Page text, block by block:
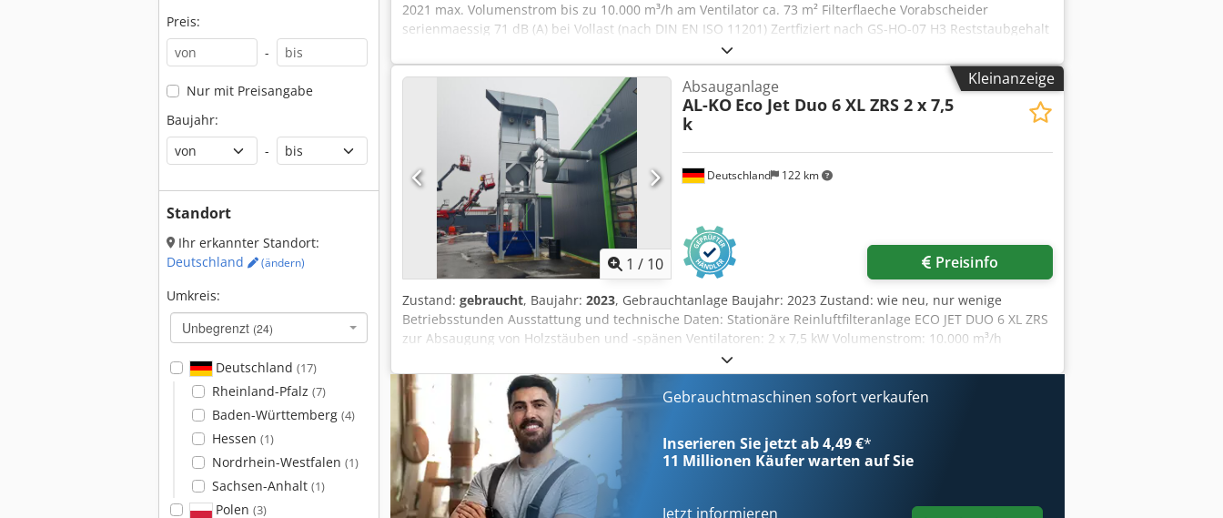
Preis:
-
Nur mit Preisangabe
Baujahr:
-
Standort
Ihr erkannter Standort:
Deutschland
(ändern)
Umkreis:
Unbegrenzt (24)
Deutschland (17)
Rheinland-Pfalz (7)
Baden-Württemberg (4)
Hessen (1)
Nordrhein-Westfalen (1)
Sachsen-Anhalt (1)
Polen (3)
2021 max. Volumenstrom bis zu 10.000 m³/h am Ventilator ca. 73 m² Filterflaeche Vorabscheider
serienmaessig 71 dB (A) bei Vollast (nach DIN EN ISO 11201) Zertfiziert nach GS-HO-07 H3 Reststaubgehalt
0,1 mg/m³ sicher eingehalten (Holzstaub) Chodpfx Agszizz Segea Modelle mit baumustergepruefter
Zellenradschleuse (FSA) Gepruefte Rueckstauklappe Integrierte automatische Loescheinrichtung 350+ P
Ansaugstutzen 355 mm Motornennleistung 15,0 kW/3Ph Spannung 400 V/50Hz max. Volumenstrom 10.000
m³/h Nennvolumenstrom* 7.127 m³/h Unterdruck bei Vnenn. 3.347 Pa Filterflaeche 73 m²
Spaenesammelvolumen (netto / brutto) 3 x 165 L / 3 x 241 L Schalldruckpegel 72 dB (A) Masse (L/B/H) in
mm 3.112 x 1.058 x 2.361 Gewicht 1.074 kg Standort: ab Lager 54634 Bitburg - sofort verfügbar -
Kleinanzeige
1 / 10
Deutschland 122 km
Absauganlage
AL-KO Eco Jet Duo 6 XL ZRS 2 x 7,5
k
Preisinfo
Zustand: gebraucht, Baujahr: 2023, Gebrauchtanlage Baujahr: 2023 Zustand: wie neu, nur wenige
Betriebsstunden Ausstattung und technische Daten: Stationäre Reinluftfilteranlage ECO JET DUO 6 XL ZRS
zur Absaugung von Holzstäuben und -spänen Ventilatoren: 2 x 7,5 kW Volumenstrom: 10.000 m³/h
Unterdruck: 2.700 Pa (total) / 2.200 Pa (statisch) 80 Filter à 2,50 m, BIA Kategorie M, elektrisch leitend, inkl.
Stützkörben Filterfläche: 77,6 m² Filterflächenbelastung: 129 m³/(m² x h) Filterabreinigung: AL-KO OPTI-
JET® Druckentlastungsflächen: 0,84 m² (Berstscheiben) Unterbau mit Schüttschacht und
Zellenradschleuse; Trockenschleusung mit C-Kupplung ECO JET DUO 6 ZWR XL, 1.100 mm Zwischenring
zur Geräteerhöhung mit 2 Ansaugöffnungen Unterbau mit Schüttschacht und Zellenradschleuse ZRS
960/1 FG zur Späneentsorgung über bauseitigen Transportventilator in Silo o. Ä.; Transportleitung DN
200, ca. 1.260 mm, Anschluss bauseits Zellenradschleuse ZRS 960/1 FG: ATEX-Richtlinie 94/9/EG; CE 0588
Ex II 1D/- (Gerät Innen-/Außenbereich); EX D; FSA 11 ATEX 1614X Motor: 0,18 kW / 0,78 A, 3 Ph / 400 V / 50
Hz Schutzart/Bauform: IP 54 / B3; Isolationsklasse F Drehzahl: 41 U/min; Förderleistung: 15.744 l/h*; 7
Gebrauchtmaschinen sofort verkaufen
Inserieren Sie jetzt ab 4,49 €*
11 Millionen Käufer warten auf Sie
Jetzt informieren